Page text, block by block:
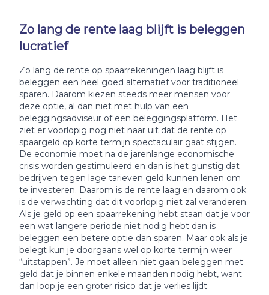
Zo lang de rente laag blijft is beleggen
lucratief
Zo lang de rente op spaarrekeningen laag blijft is
beleggen een heel goed alternatief voor traditioneel
sparen. Daarom kiezen steeds meer mensen voor
deze optie, al dan niet met hulp van een
beleggingsadviseur of een beleggingsplatform. Het
ziet er voorlopig nog niet naar uit dat de rente op
spaargeld op korte termijn spectaculair gaat stijgen.
De economie moet na de jarenlange economische
crisis worden gestimuleerd en dan is het gunstig dat
bedrijven tegen lage tarieven geld kunnen lenen om
te investeren. Daarom is de rente laag en daarom ook
is de verwachting dat dit voorlopig niet zal veranderen.
Als je geld op een spaarrekening hebt staan dat je voor
een wat langere periode niet nodig hebt dan is
beleggen een betere optie dan sparen. Maar ook als je
belegt kun je doorgaans wel op korte termijn weer
“uitstappen”. Je moet alleen niet gaan beleggen met
geld dat je binnen enkele maanden nodig hebt, want
dan loop je een groter risico dat je verlies lijdt.